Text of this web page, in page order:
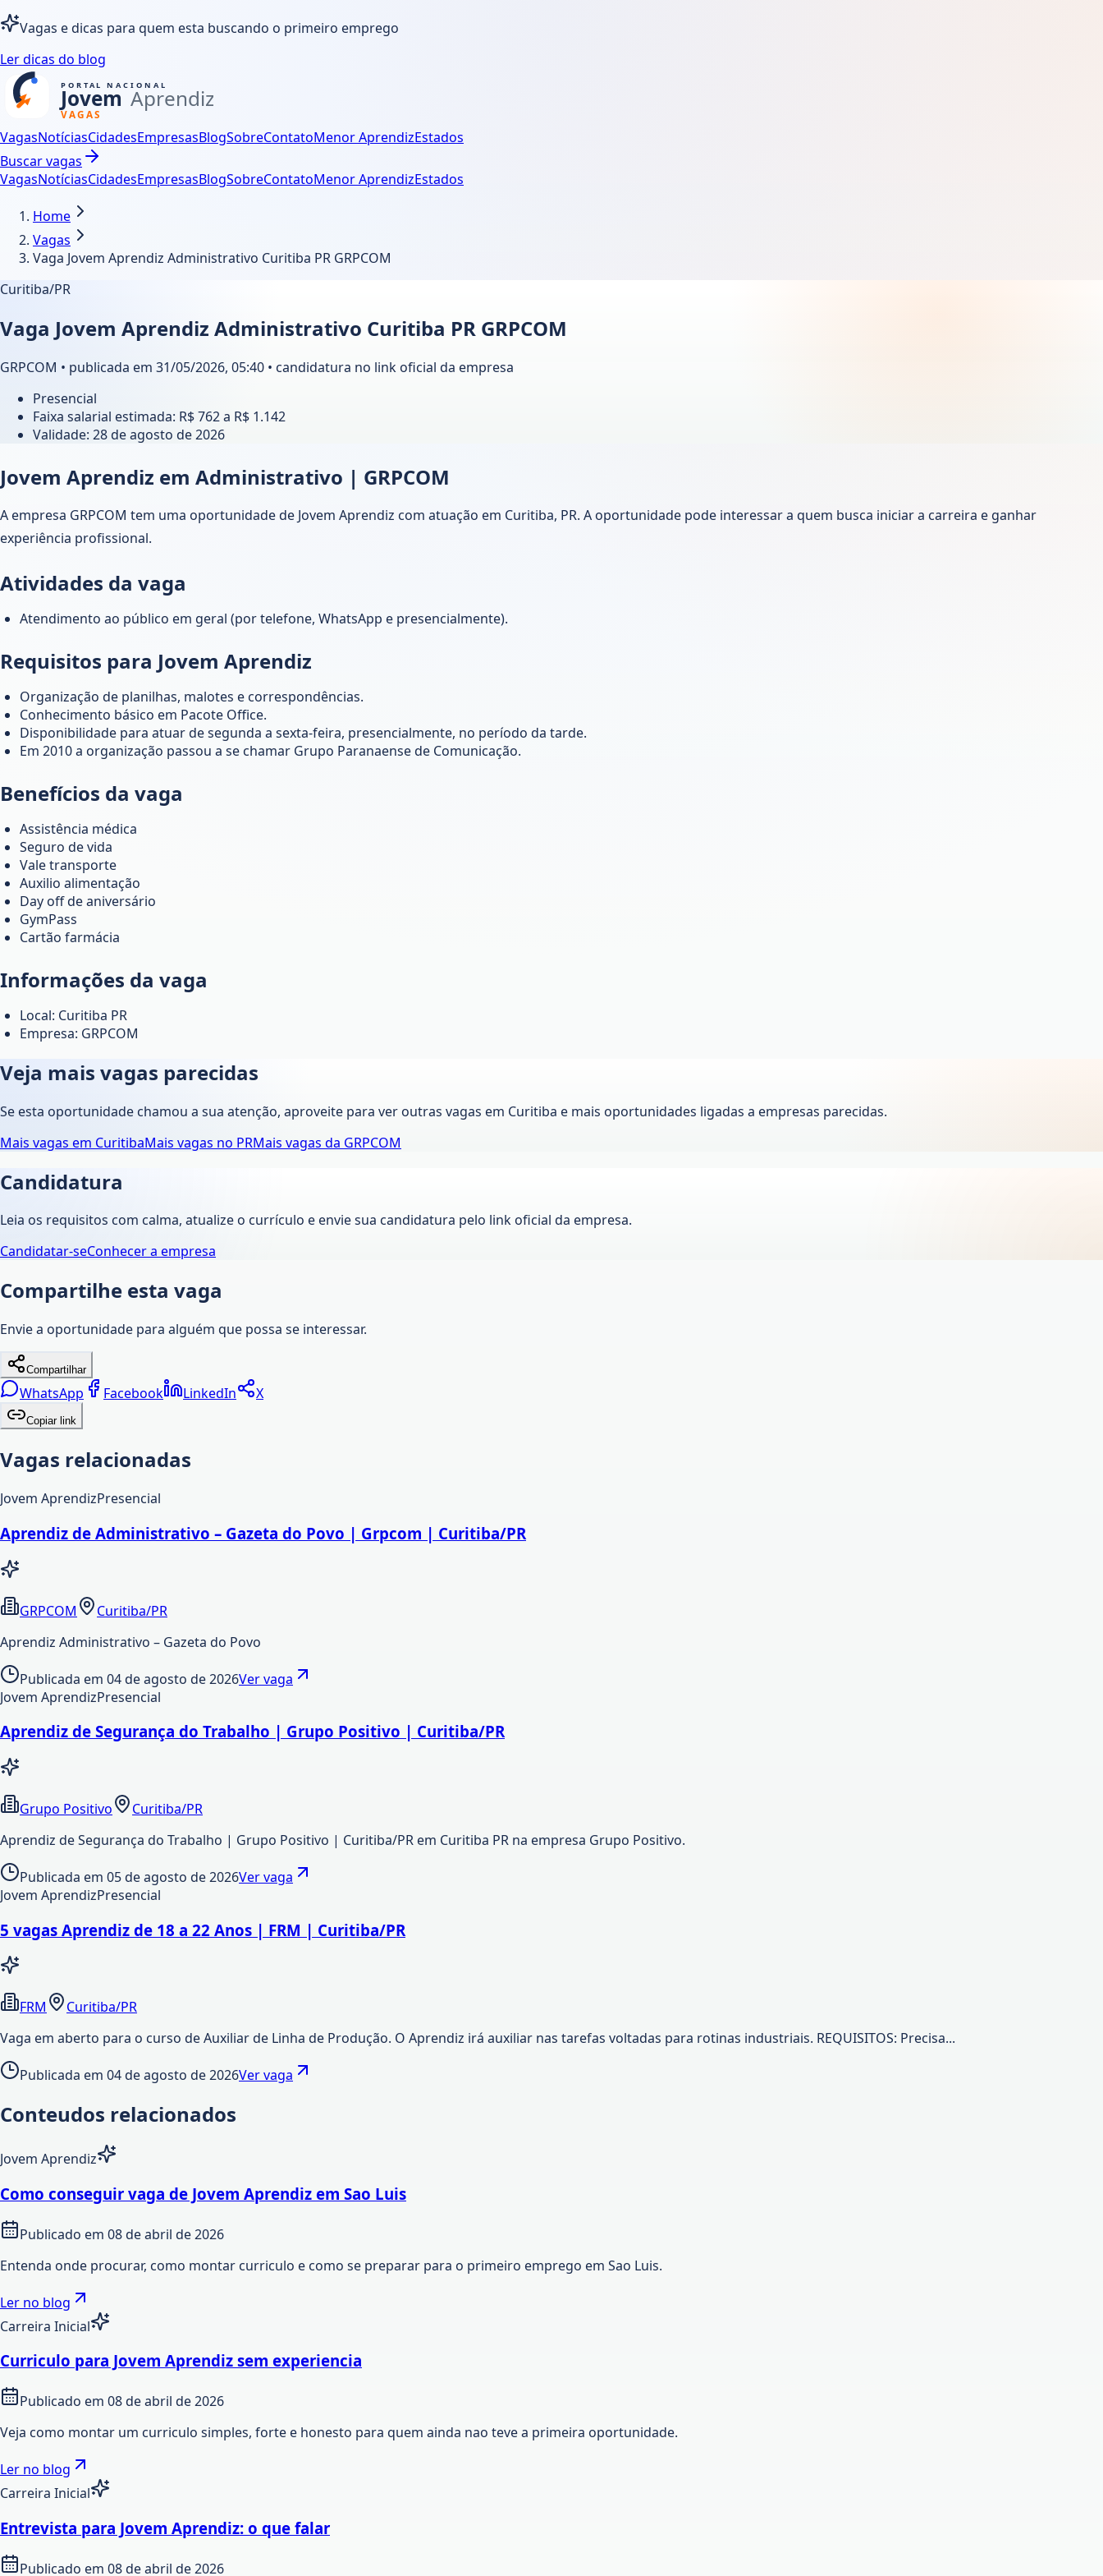
Vagas e dicas para quem esta buscando o primeiro emprego
Ler dicas do blog
VagasNotíciasCidadesEmpresasBlogSobreContatoMenor AprendizEstados
Buscar vagas
VagasNotíciasCidadesEmpresasBlogSobreContatoMenor AprendizEstados
Home
Vagas
Vaga Jovem Aprendiz Administrativo Curitiba PR GRPCOM
Curitiba/PR
Vaga Jovem Aprendiz Administrativo Curitiba PR GRPCOM
GRPCOM • publicada em 31/05/2026, 05:40 • candidatura no link oficial da empresa
Presencial
Faixa salarial estimada: R$ 762 a R$ 1.142
Validade: 28 de agosto de 2026
Jovem Aprendiz em Administrativo | GRPCOM
A empresa GRPCOM tem uma oportunidade de Jovem Aprendiz com atuação em Curitiba, PR. A oportunidade pode interessar a quem busca iniciar a carreira e ganhar
experiência profissional.
Atividades da vaga
Atendimento ao público em geral (por telefone, WhatsApp e presencialmente).
Requisitos para Jovem Aprendiz
Organização de planilhas, malotes e correspondências.
Conhecimento básico em Pacote Office.
Disponibilidade para atuar de segunda a sexta-feira, presencialmente, no período da tarde.
Em 2010 a organização passou a se chamar Grupo Paranaense de Comunicação.
Benefícios da vaga
Assistência médica
Seguro de vida
Vale transporte
Auxilio alimentação
Day off de aniversário
GymPass
Cartão farmácia
Informações da vaga
Local: Curitiba PR
Empresa: GRPCOM
Veja mais vagas parecidas
Se esta oportunidade chamou a sua atenção, aproveite para ver outras vagas em Curitiba e mais oportunidades ligadas a empresas parecidas.
Mais vagas em CuritibaMais vagas no PRMais vagas da GRPCOM
Candidatura
Leia os requisitos com calma, atualize o currículo e envie sua candidatura pelo link oficial da empresa.
Candidatar-seConhecer a empresa
Compartilhe esta vaga
Envie a oportunidade para alguém que possa se interessar.
Compartilhar
WhatsApp Facebook LinkedIn X
Copiar link
Vagas relacionadas
Jovem AprendizPresencial
Aprendiz de Administrativo – Gazeta do Povo | Grpcom | Curitiba/PR
GRPCOM
Curitiba/PR
Aprendiz Administrativo – Gazeta do Povo
Publicada em 04 de agosto de 2026Ver vaga
Jovem AprendizPresencial
Aprendiz de Segurança do Trabalho | Grupo Positivo | Curitiba/PR
Grupo Positivo
Curitiba/PR
Aprendiz de Segurança do Trabalho | Grupo Positivo | Curitiba/PR em Curitiba PR na empresa Grupo Positivo.
Publicada em 05 de agosto de 2026Ver vaga
Jovem AprendizPresencial
5 vagas Aprendiz de 18 a 22 Anos | FRM | Curitiba/PR
FRM
Curitiba/PR
Vaga em aberto para o curso de Auxiliar de Linha de Produção. O Aprendiz irá auxiliar nas tarefas voltadas para rotinas industriais. REQUISITOS: Precisa...
Publicada em 04 de agosto de 2026Ver vaga
Conteudos relacionados
Jovem Aprendiz
Como conseguir vaga de Jovem Aprendiz em Sao Luis
Publicado em 08 de abril de 2026
Entenda onde procurar, como montar curriculo e como se preparar para o primeiro emprego em Sao Luis.
Ler no blog
Carreira Inicial
Curriculo para Jovem Aprendiz sem experiencia
Publicado em 08 de abril de 2026
Veja como montar um curriculo simples, forte e honesto para quem ainda nao teve a primeira oportunidade.
Ler no blog
Carreira Inicial
Entrevista para Jovem Aprendiz: o que falar
Publicado em 08 de abril de 2026